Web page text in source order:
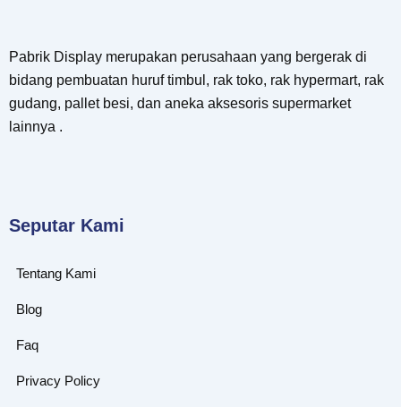
Pabrik Display merupakan perusahaan yang bergerak di
bidang pembuatan huruf timbul, rak toko, rak hypermart, rak
gudang, pallet besi, dan aneka aksesoris supermarket
lainnya .
Seputar Kami
Tentang Kami
Blog
Faq
Privacy Policy